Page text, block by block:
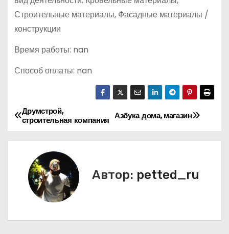
Строительные материалы, Фасадные материалы /
конструкции
Время работы: nan
Способ оплаты: nan
Н
а
а
Азбука дома, магазин
Друмстрой,
строительная компания
Автор: petted_ru